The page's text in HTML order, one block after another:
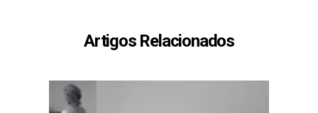
Artigos Relacionados